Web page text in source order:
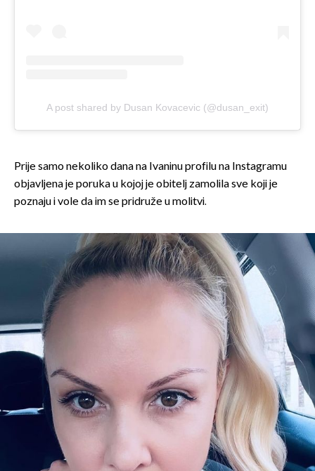
A post shared by Dusan Kovacevic (@dusan_exit)
Prije samo nekoliko dana na Ivaninu profilu na Instagramu
objavljena je poruka u kojoj je obitelj zamolila sve koji je
poznaju i vole da im se pridruže u molitvi.